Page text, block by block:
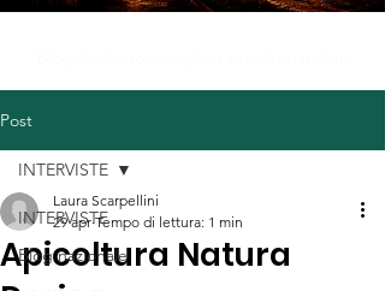
Post
INTERVISTE
Blog nazionale
INTERVISTE
Apicoltura Natura
Laura Scarpellini
29 apr Tempo di lettura: 1 min